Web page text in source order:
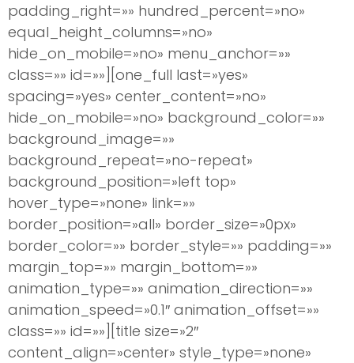
padding_right=»» hundred_percent=»no»
equal_height_columns=»no»
hide_on_mobile=»no» menu_anchor=»»
class=»» id=»»][one_full last=»yes»
spacing=»yes» center_content=»no»
hide_on_mobile=»no» background_color=»»
background_image=»»
background_repeat=»no-repeat»
background_position=»left top»
hover_type=»none» link=»»
border_position=»all» border_size=»0px»
border_color=»» border_style=»» padding=»»
margin_top=»» margin_bottom=»»
animation_type=»» animation_direction=»»
animation_speed=»0.1″ animation_offset=»»
class=»» id=»»][title size=»2″
content_align=»center» style_type=»none»